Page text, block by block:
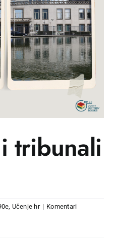
tribunali
, Učenje hr | Komentari